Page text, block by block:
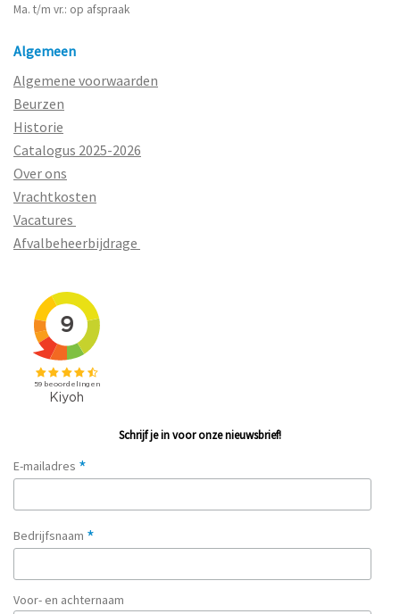
Ma. t/m vr.: op afspraak
Algemeen
Algemene voorwaarden
Beurzen
Historie
Catalogus 2025-2026
Over ons
Vrachtkosten
Vacatures
Afvalbeheerbijdrage
Schrijf je in voor onze nieuwsbrief!
E-mailadres *
Bedrijfsnaam *
Voor- en achternaam